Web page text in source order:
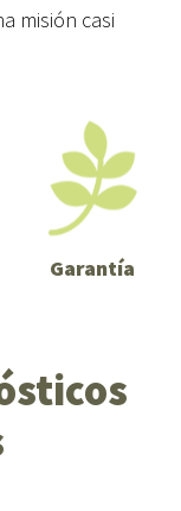
misión casi
Garantía